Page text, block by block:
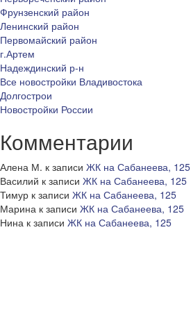
Фрунзенский район
Ленинский район
Первомайский район
г.Артем
Надеждинский р-н
Все новостройки Владивостока
Долгострои
Новостройки России
Комментарии
Алена М. к записи ЖК на Сабанеева, 125
Василий к записи ЖК на Сабанеева, 125
Тимур к записи ЖК на Сабанеева, 125
Марина к записи ЖК на Сабанеева, 125
Нина к записи ЖК на Сабанеева, 125